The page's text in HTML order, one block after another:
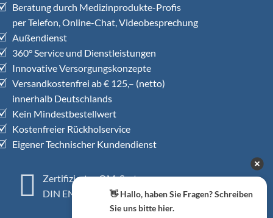
Beratung durch Medizinprodukte-Profis
per Telefon, Online-Chat, Videobesprechung
Außendienst
360° Service und Dienstleistungen
Innovative Versorgungskonzepte
Versandkostenfrei ab € 125,– (netto)
innerhalb Deutschlands
Kein Mindestbestellwert
Kostenfreier Rückholservice
Eigener Technischer Kundendienst
Zertifiziertes QM-System
DIN EN ISO 13485👋 Hallo, haben Sie Fragen? Schreiben
Sie uns bitte hier.